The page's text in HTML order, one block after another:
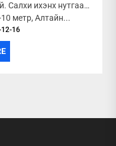
Салхи ихэнх нутгаар
метр, Алтайн...
16